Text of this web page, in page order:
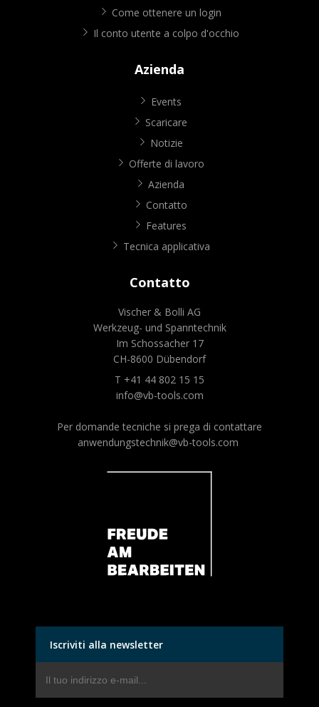
Come ottenere un login
Il conto utente a colpo d'occhio
Azienda
Events
Scaricare
Notizie
Offerte di lavoro
Azienda
Contatto
Features
Tecnica applicativa
Contatto
Vischer & Bolli AG
Werkzeug- und Spanntechnik
Im Schossacher 17
CH-8600 Dübendorf
T +41 44 802 15 15
info@vb-tools.com
Per domande tecniche si prega di contattare
anwendungstechnik@vb-tools.com
Iscriviti alla newsletter